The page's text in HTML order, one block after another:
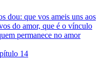
dou: que vos ameis uns aos
do amor, que é o vínculo
permanece no amor
14